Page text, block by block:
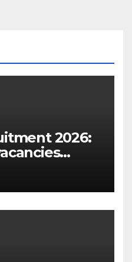
2026:
drive;
& how to